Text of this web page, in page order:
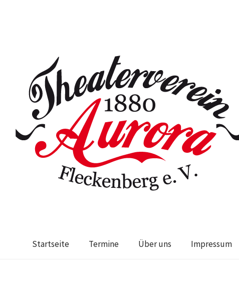
Startseite Termine Über uns Impressum